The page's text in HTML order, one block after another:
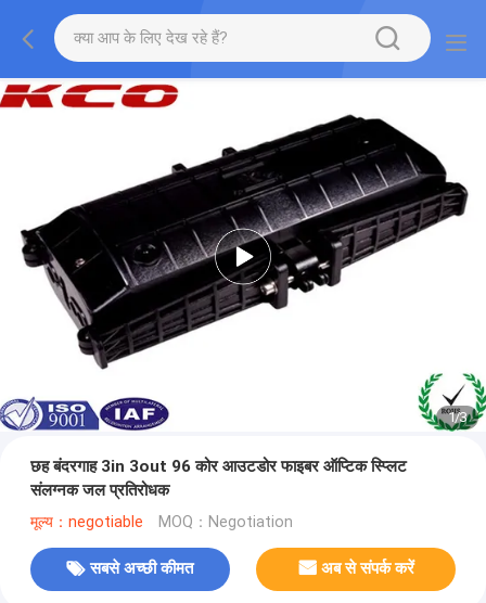
1/3
छह बंदरगाह 3in 3out 96 कोर आउटडोर फाइबर ऑप्टिक स्प्लिट
संलग्नक जल प्रतिरोधक
मूल्य：negotiable MOQ：Negotiation
सबसे अच्छी कीमत अब से संपर्क करें